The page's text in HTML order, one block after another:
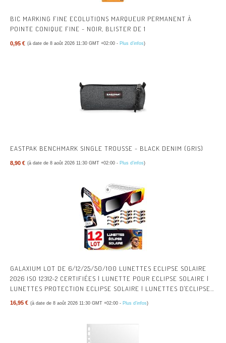
BIC MARKING FINE ECOLUTIONS MARQUEUR PERMANENT À
POINTE CONIQUE FINE - NOIR, BLISTER DE 1
0,95 € (à date de 8 août 2026 11:30 GMT +02:00 - Plus d’infos)
EASTPAK BENCHMARK SINGLE TROUSSE - BLACK DENIM (GRIS)
8,90 € (à date de 8 août 2026 11:30 GMT +02:00 - Plus d’infos)
GALAXIUM LOT DE 6/12/25/50/100 LUNETTES ECLIPSE SOLAIRE
2026 ISO 12312-2 CERTIFIÉES | LUNETTE POUR ECLIPSE SOLAIRE |
LUNETTES PROTECTION ECLIPSE SOLAIRE | LUNETTES D'ECLIPSE
16,95 € (à date de 8 août 2026 11:30 GMT +02:00 - Plus d’infos)